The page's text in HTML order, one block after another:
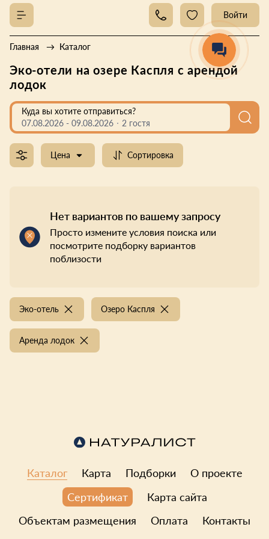
Войти
Главная Каталог
Эко-отели на озере Каспля с арендой
лодок
Куда вы хотите отправиться?
07.08.2026 - 09.08.2026 2 гостя
Цена Сортировка
Нет вариантов по вашему запросу
Просто измените условия поиска или
посмотрите подборку вариантов
поблизости
Эко-отель Озеро Каспля
Аренда лодок
Каталог Карта Подборки
О проекте
Сертификат
Карта сайта
Объектам размещения
Оплата Контакты